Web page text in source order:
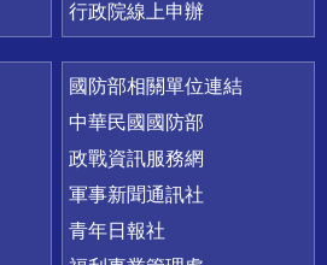
行政院線上申辦
國防部相關單位連結
中華民國國防部
政戰資訊服務網
軍事新聞通訊社
青年日報社